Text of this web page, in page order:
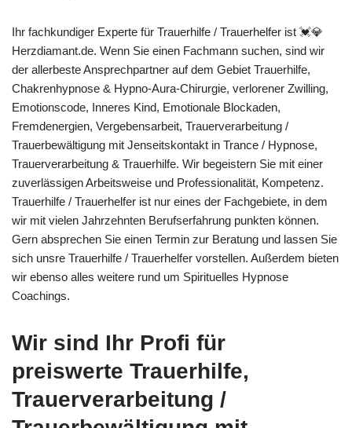
Ihr fachkundiger Experte für Trauerhilfe / Trauerhelfer ist 💓️💎
Herzdiamant.de. Wenn Sie einen Fachmann suchen, sind wir
der allerbeste Ansprechpartner auf dem Gebiet Trauerhilfe,
Chakrenhypnose & Hypno-Aura-Chirurgie, verlorener Zwilling,
Emotionscode, Inneres Kind, Emotionale Blockaden,
Fremdenergien, Vergebensarbeit, Trauerverarbeitung /
Trauerbewältigung mit Jenseitskontakt in Trance / Hypnose,
Trauerverarbeitung & Trauerhilfe. Wir begeistern Sie mit einer
zuverlässigen Arbeitsweise und Professionalität, Kompetenz.
Trauerhilfe / Trauerhelfer ist nur eines der Fachgebiete, in dem
wir mit vielen Jahrzehnten Berufserfahrung punkten können.
Gern absprechen Sie einen Termin zur Beratung und lassen Sie
sich unsre Trauerhilfe / Trauerhelfer vorstellen. Außerdem bieten
wir ebenso alles weitere rund um Spirituelles Hypnose
Coachings.
Wir sind Ihr Profi für
preiswerte Trauerhilfe,
Trauerverarbeitung /